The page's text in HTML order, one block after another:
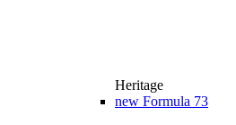
Heritage
new Formula 73